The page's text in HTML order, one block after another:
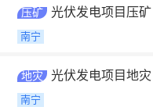
压矿 光伏发电项目压矿
南宁
地灾 光伏发电项目地灾
南宁